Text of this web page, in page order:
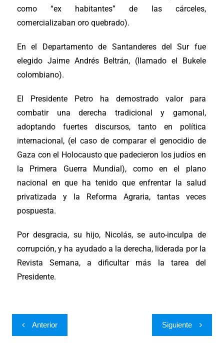
como “ex habitantes” de las cárceles,
comercializaban oro quebrado).
En el Departamento de Santanderes del Sur fue
elegido Jaime Andrés Beltrán, (llamado el Bukele
colombiano).
El Presidente Petro ha demostrado valor para
combatir una derecha tradicional y gamonal,
adoptando fuertes discursos, tanto en política
internacional, (el caso de comparar el genocidio de
Gaza con el Holocausto que padecieron los judíos en
la Primera Guerra Mundial), como en el plano
nacional en que ha tenido que enfrentar la salud
privatizada y la Reforma Agraria, tantas veces
pospuesta.
Por desgracia, su hijo, Nicolás, se auto-inculpa de
corrupción, y ha ayudado a la derecha, liderada por la
Revista Semana, a dificultar más la tarea del
Presidente.
Anterior Siguiente